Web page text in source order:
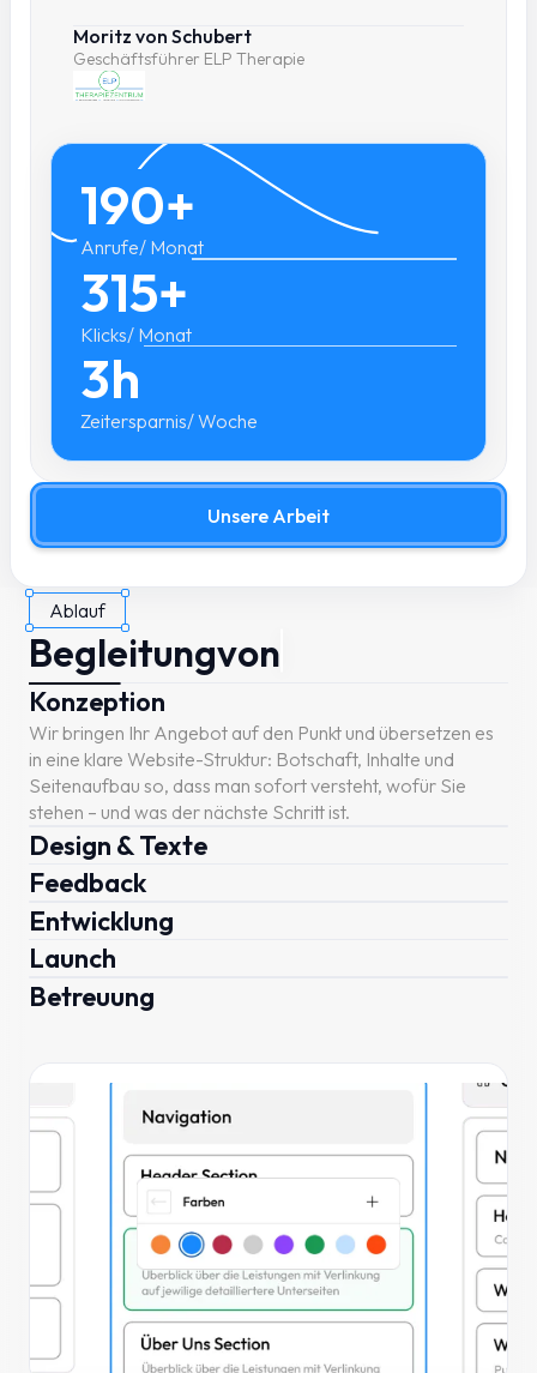
190+
Anrufe/ Monat
315+
Klicks/ Monat
3h
Zeitersparnis/ Woche
Moritz von Schubert
Geschäftsführer ELP Therapie
Unsere Arbeit
Ablauf
Begleitungvon
Konzeption
Wir bringen Ihr Angebot auf den Punkt und übersetzen es
in eine klare Website-Struktur: Botschaft, Inhalte und
Seitenaufbau so, dass man sofort versteht, wofür Sie
stehen – und was der nächste Schritt ist.
Design & Texte
Feedback
Entwicklung
Launch
Betreuung